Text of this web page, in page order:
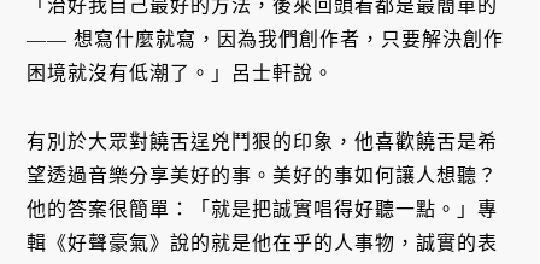
「治好我自己最好的方法，後來回頭看都是最簡單的
—— 想寫什麼就寫，因為我們創作者，只要解決創作
困境就沒有低潮了。」呂士軒說。
有別於大眾對饒舌逞兇鬥狠的印象，他喜歡饒舌是希
望透過音樂分享美好的事。美好的事如何讓人想聽？
他的答案很簡單：「就是把誠實唱得好聽一點。」專
輯《好聲豪氣》說的就是他在乎的人事物，誠實的表